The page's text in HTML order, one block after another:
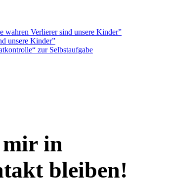
wahren Verlierer sind unsere Kinder”
unsere Kinder”
zur Selbstaufgabe
in
bleiben!